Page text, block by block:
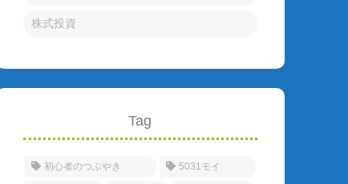
株式投資
Tag
初心者のつぶやき 5031モイ